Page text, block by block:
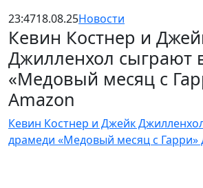
23:4718.08.25Новости
Кевин Костнер и
Джилленхол сыграют
«Медовый месяц с
Amazon
Кевин Костнер и Джейк
драмеди «Медовый месяц с Гарри»